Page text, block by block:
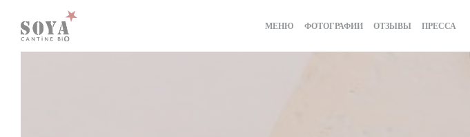
Панель управления cookies
МЕНЮ ФОТОГРАФИИ ОТЗЫВЫ ПРЕССА